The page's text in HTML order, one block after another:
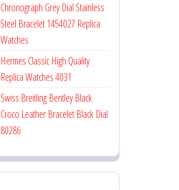
Chronograph Grey Dial Stainless
Steel Bracelet 1454027 Replica
Watches
Hermes Classic High Quality
Replica Watches 4031
Swiss Breitling Bentley Black
Croco Leather Bracelet Black Dial
80286